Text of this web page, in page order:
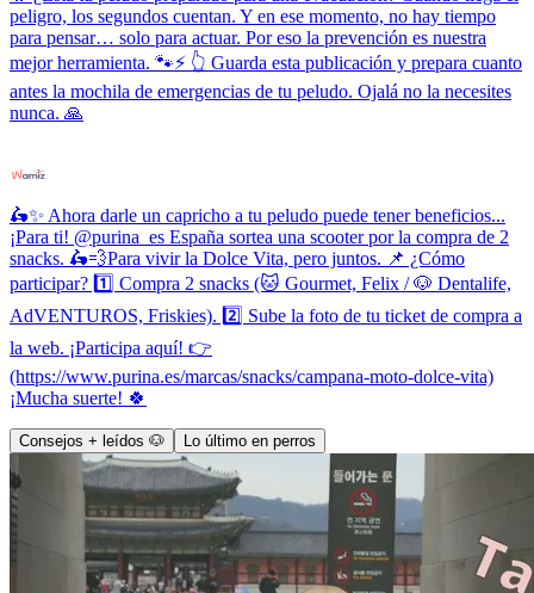
peligro, los segundos cuentan. Y en ese momento, no hay tiempo
para pensar… solo para actuar. Por eso la prevención es nuestra
mejor herramienta. 🐾⚡ 👆 Guarda esta publicación y prepara cuanto
antes la mochila de emergencias de tu peludo. Ojalá no la necesites
nunca. 🙏
🛵✨ Ahora darle un capricho a tu peludo puede tener beneficios...
¡Para ti! @purina_es España sortea una scooter por la compra de 2
snacks. 🛵💨Para vivir la Dolce Vita, pero juntos. 📌 ¿Cómo
participar? 1️⃣ Compra 2 snacks (🐱 Gourmet, Felix / 🐶 Dentalife,
AdVENTUROS, Friskies). 2️⃣ Sube la foto de tu ticket de compra a
la web. ¡Participa aquí! 👉
(https://www.purina.es/marcas/snacks/campana-moto-dolce-vita)
¡Mucha suerte! 🍀
Consejos + leídos 🐶 Lo último en perros